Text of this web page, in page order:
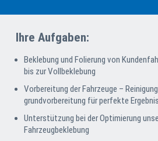
Ihre Aufgaben:
Beklebung und Folierung von
bis zur Vollbeklebung
Vorbereitung der Fahrzeuge –
grundvorbereitung für perfekte
Unterstützung bei der Optimierung
Fahrzeugbeklebung